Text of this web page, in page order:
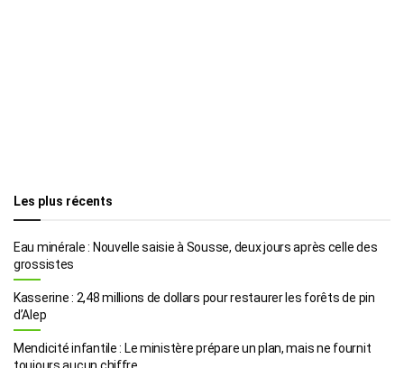
Les plus récents
Eau minérale : Nouvelle saisie à Sousse, deux jours après celle des
grossistes
Kasserine : 2,48 millions de dollars pour restaurer les forêts de pin
d’Alep
Mendicité infantile : Le ministère prépare un plan, mais ne fournit